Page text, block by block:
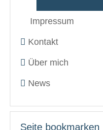
Impressum
Kontakt
Über mich
News
Seite bookmarken